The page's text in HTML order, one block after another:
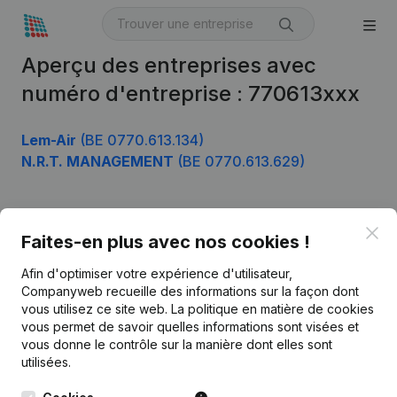
Aperçu des entreprises avec
numéro d'entreprise : 770613xxx
Lem-Air (BE 0770.613.134)
N.R.T. MANAGEMENT (BE 0770.613.629)
Faites-en plus avec nos cookies !
Afin d'optimiser votre expérience d'utilisateur,
Companyweb recueille des informations sur la façon dont
vous utilisez ce site web. La politique en matière de cookies
vous permet de savoir quelles informations sont visées et
vous donne le contrôle sur la manière dont elles sont
utilisées.
Français
Kantorenpark Everest
248D,
Monitoring
Recherche internationale